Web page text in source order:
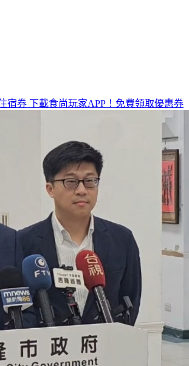
宿券 下載食尚玩家APP！免費領取優惠券